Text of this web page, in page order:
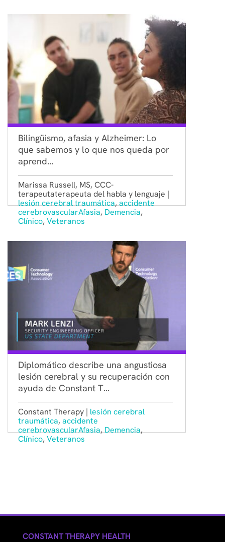
Bilingüismo, afasia y Alzheimer: Lo
que sabemos y lo que nos queda por
aprend...
Marissa Russell, MS, CCC-
terapeutaterapeuta del habla y lenguaje |
lesión cerebral traumática,accidente
cerebrovascularAfasia, Demencia,
Clínico, Veteranos
Diplomático describe una angustiosa
lesión cerebral y su recuperación con
ayuda de Constant T...
Constant Therapy | lesión cerebral
traumática, accidente
cerebrovascularAfasia,Demencia,
Clínico, Veteranos
CONSTANT THERAPY HEALTH